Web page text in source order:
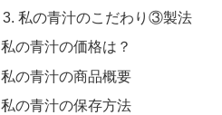
私の青汁のこだわり③製法
私の青汁の価格は？
私の青汁の商品概要
私の青汁の保存方法